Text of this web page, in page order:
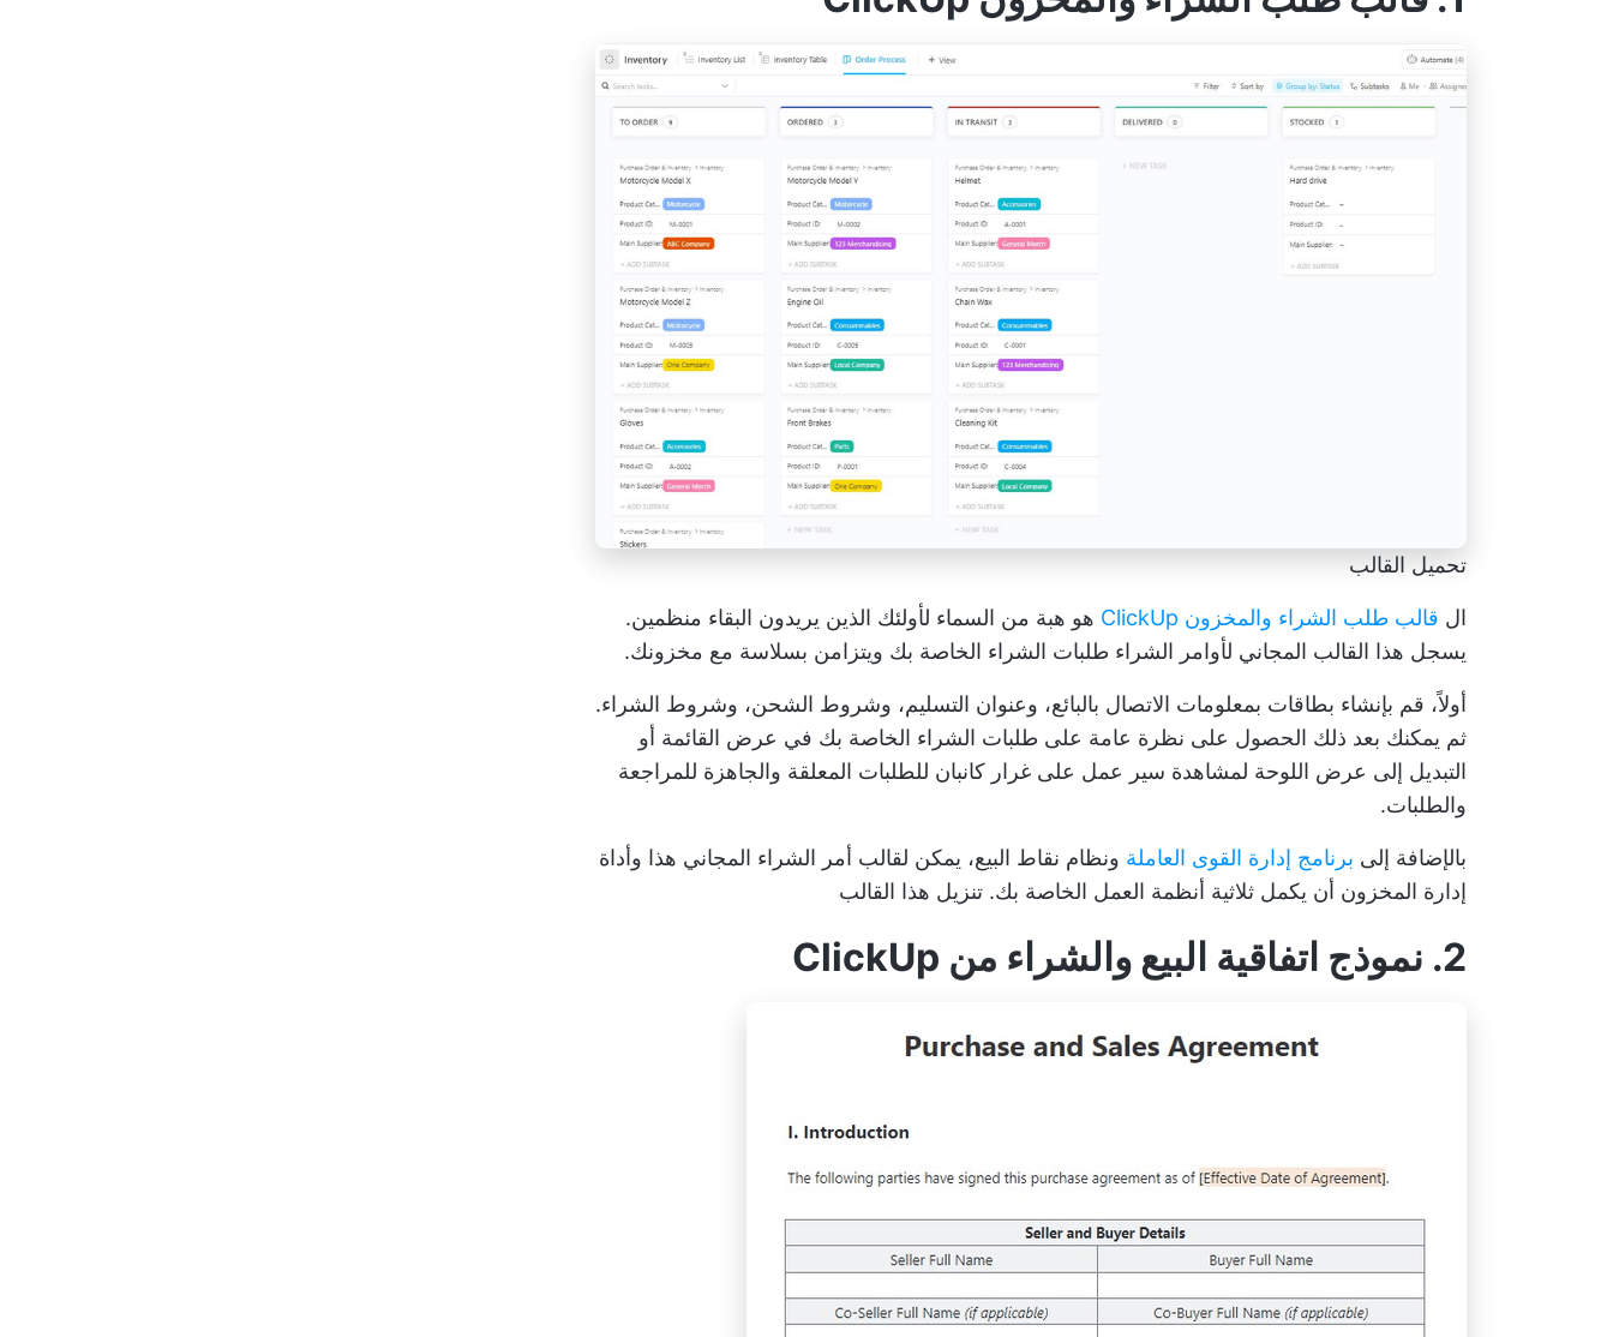
تحميل القالب
ال قالب طلب الشراء والمخزون ClickUp
هو هبة من السماء لأولئك الذين يريدون البقاء منظمين.
يسجل هذا القالب المجاني لأوامر الشراء طلبات الشراء الخاصة بك ويتزامن بسلاسة مع مخزونك.
أولاً، قم بإنشاء بطاقات بمعلومات الاتصال بالبائع، وعنوان التسليم، وشروط الشحن، وشروط الشراء.
ثم يمكنك بعد ذلك الحصول على نظرة عامة على طلبات الشراء الخاصة بك في عرض القائمة أو
التبديل إلى عرض اللوحة لمشاهدة سير عمل على غرار كانبان للطلبات المعلقة والجاهزة للمراجعة
والطلبات.
بالإضافة إلى برنامج إدارة القوى العاملة ونظام نقاط البيع، يمكن لقالب أمر الشراء المجاني هذا وأداة
إدارة المخزون أن يكمل ثلاثية أنظمة العمل الخاصة بك. تنزيل هذا القالب
2. نموذج اتفاقية البيع والشراء من ClickUp